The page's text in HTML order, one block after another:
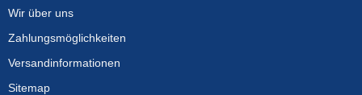
Wir über uns
Zahlungsmöglichkeiten
Versandinformationen
Sitemap